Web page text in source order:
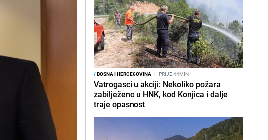
/BOSNA I HERCEGOVINA I PRIJE 44MIN
Vatrogasci u akciji: Nekoliko požara
zabilježeno u HNK, kod Konjica i dalje
traje opasnost